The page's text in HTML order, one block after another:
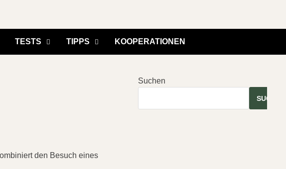
TESTS TIPPS KOOPERATIONEN
den Besuch eines
Suchen
SUCHEN